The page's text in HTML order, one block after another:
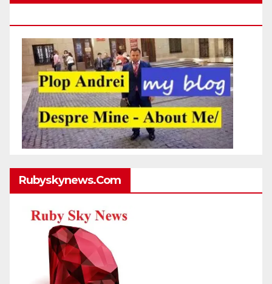
Rubyskynews.com